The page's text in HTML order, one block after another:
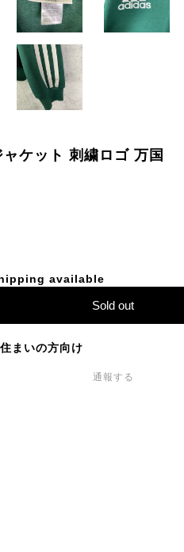
ケット 刺繍ロゴ 万国
available
Sold out
まいの方向け
通報する